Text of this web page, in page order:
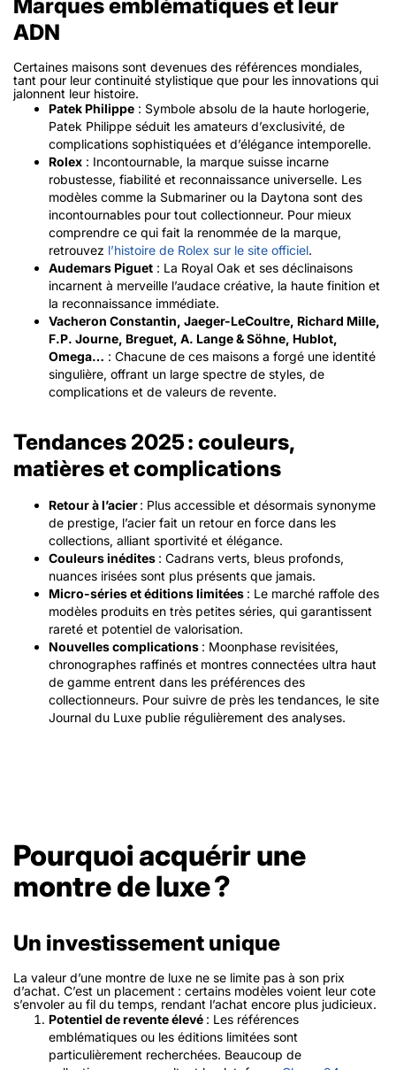
Marques emblématiques et leur
ADN
Certaines maisons sont devenues des références mondiales,
tant pour leur continuité stylistique que pour les innovations qui
jalonnent leur histoire.
Patek Philippe : Symbole absolu de la haute horlogerie,
Patek Philippe séduit les amateurs d’exclusivité, de
complications sophistiquées et d’élégance intemporelle.
Rolex : Incontournable, la marque suisse incarne
robustesse, fiabilité et reconnaissance universelle. Les
modèles comme la Submariner ou la Daytona sont des
incontournables pour tout collectionneur. Pour mieux
comprendre ce qui fait la renommée de la marque,
retrouvez l’histoire de Rolex sur le site officiel.
Audemars Piguet : La Royal Oak et ses déclinaisons
incarnent à merveille l’audace créative, la haute finition et
la reconnaissance immédiate.
Vacheron Constantin, Jaeger-LeCoultre, Richard Mille,
F.P. Journe, Breguet, A. Lange & Söhne, Hublot,
Omega… : Chacune de ces maisons a forgé une identité
singulière, offrant un large spectre de styles, de
complications et de valeurs de revente.
Tendances 2025 : couleurs,
matières et complications
Retour à l’acier: Plus accessible et désormais synonyme
de prestige, l’acier fait un retour en force dans les
collections, alliant sportivité et élégance.
Couleurs inédites : Cadrans verts, bleus profonds,
nuances irisées sont plus présents que jamais.
Micro-séries et éditions limitées : Le marché raffole des
modèles produits en très petites séries, qui garantissent
rareté et potentiel de valorisation.
Nouvelles complications : Moonphase revisitées,
chronographes raffinés et montres connectées ultra haut
de gamme entrent dans les préférences des
collectionneurs. Pour suivre de près les tendances, le site
Journal du Luxe publie régulièrement des analyses.
Pourquoi acquérir une
montre de luxe ?
Un investissement unique
La valeur d’une montre de luxe ne se limite pas à son prix
d’achat. C’est un placement : certains modèles voient leur cote
s’envoler au fil du temps, rendant l’achat encore plus judicieux.
Potentiel de revente élevé : Les références
emblématiques ou les éditions limitées sont
particulièrement recherchées. Beaucoup de